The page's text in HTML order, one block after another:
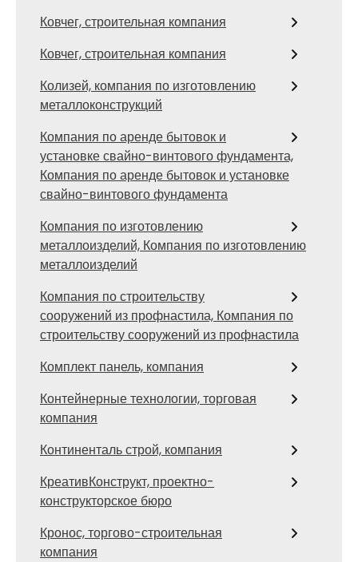
Ковчег, строительная компания
Ковчег, строительная компания
Колизей, компания по изготовлению
металлоконструкций
Компания по аренде бытовок и
установке свайно-винтового фундамента,
Компания по аренде бытовок и установке
свайно-винтового фундамента
Компания по изготовлению
металлоизделий, Компания по изготовлению
металлоизделий
Компания по строительству
сооружений из профнастила, Компания по
строительству сооружений из профнастила
Комплект панель, компания
Контейнерные технологии, торговая
компания
Континенталь строй, компания
КреативКонструкт, проектно-
конструкторское бюро
Кронос, торгово-строительная
компания